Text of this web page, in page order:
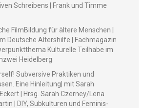
Schreibens | Frank und Timme
Film­Bil­dung für ältere Men­schen |
Deutsche Alter­shil­fe | Fach­magazin
Kul­turelle Teil­habe im
Heidelberg
Sub­ver­sive Prak­tiken und
Eine Hin­leitung| mit Sarah
| Hrsg. Sarah Czerney/Lena
| DIY, Sub­kul­turen und Fem­i­nis­